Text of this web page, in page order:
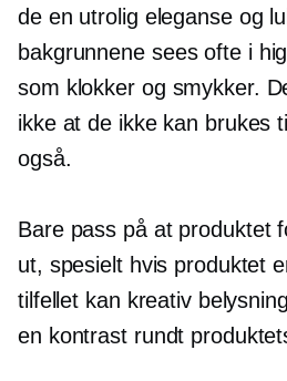
de en utrolig eleganse og
bakgrunnene sees ofte i
som klokker og smykker.
ikke at de ikke kan brukes
også.
Bare pass på at produktet
ut, spesielt hvis produktet
tilfellet kan kreativ
en kontrast rundt